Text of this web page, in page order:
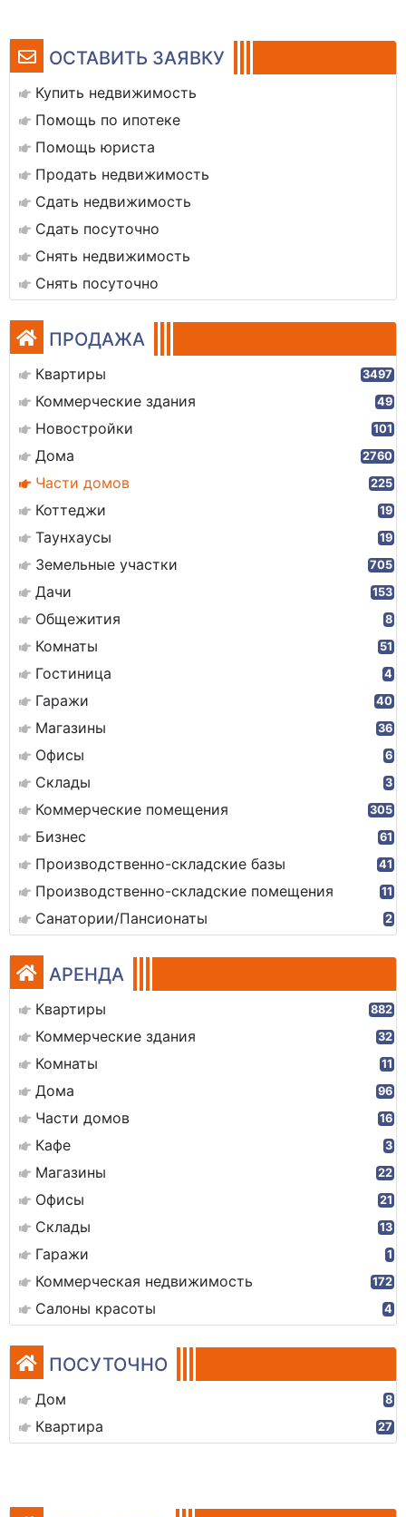
ОСТАВИТЬ ЗАЯВКУ
Купить недвижимость
Помощь по ипотеке
Помощь юриста
Продать недвижимость
Сдать недвижимость
Сдать посуточно
Снять недвижимость
Снять посуточно
ПРОДАЖА
Квартиры 3497
Коммерческие здания 49
Новостройки 101
Дома 2760
Части домов 225
Коттеджи 19
Таунхаусы 19
Земельные участки 705
Дачи 153
Общежития 8
Комнаты 51
Гостиница 4
Гаражи 40
Магазины 36
Офисы 6
Склады 3
Коммерческие помещения 305
Бизнес 61
Производственно-складские базы 41
Производственно-складские помещения 11
Санатории/Пансионаты 2
АРЕНДА
Квартиры 882
Коммерческие здания 32
Комнаты 11
Дома 96
Части домов 16
Кафе 3
Магазины 22
Офисы 21
Склады 13
Гаражи 1
Коммерческая недвижимость 172
Салоны красоты 4
ПОСУТОЧНО
Дом 8
Квартира 27